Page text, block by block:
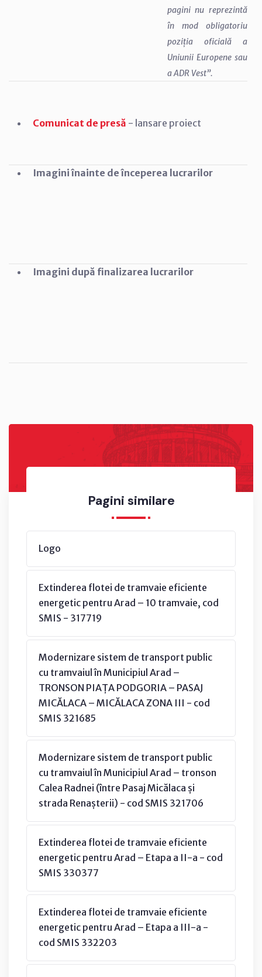
Pagini similare
Logo
Extinderea flotei de tramvaie eficiente
energetic pentru Arad – 10 tramvaie, cod
SMIS - 317719
Modernizare sistem de transport public
cu tramvaiul în Municipiul Arad –
TRONSON PIAȚA PODGORIA – PASAJ
MICĂLACA – MICĂLACA ZONA III - cod
SMIS 321685
Modernizare sistem de transport public
cu tramvaiul în Municipiul Arad – tronson
Calea Radnei (între Pasaj Micălaca și
strada Renașterii) - cod SMIS 321706
Extinderea flotei de tramvaie eficiente
energetic pentru Arad – Etapa a II-a - cod
SMIS 330377
Extinderea flotei de tramvaie eficiente
energetic pentru Arad – Etapa a III-a -
cod SMIS 332203
pagini nu reprezintă
în mod obligatoriu
poziția oficială a
Uniunii Europene sau
a ADR Vest”.
Comunicat de presă - lansare proiect
Imagini înainte de începerea lucrarilor
Imagini după finalizarea lucrarilor